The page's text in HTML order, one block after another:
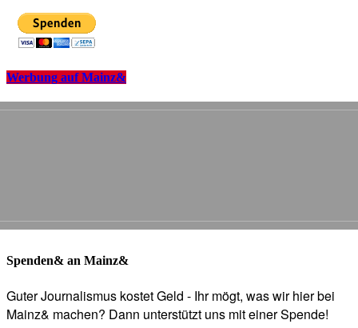
Werbung auf Mainz&
Spenden& an Mainz&
Guter Journalismus kostet Geld - Ihr mögt, was wir hier bei
Mainz& machen? Dann unterstützt uns mit einer Spende!